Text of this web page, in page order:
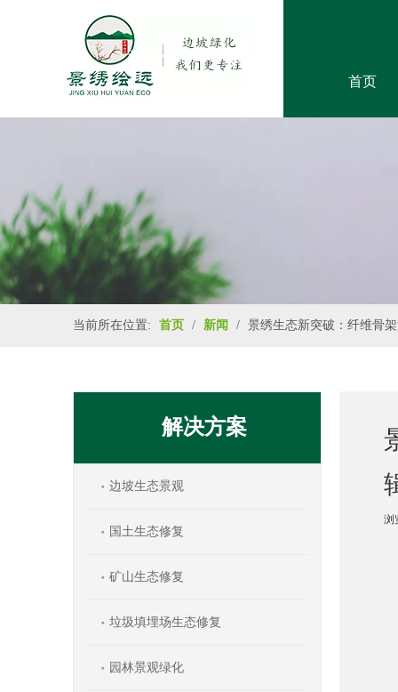
首页
当前所在位置: 首页 / 新闻 / 景绣生态新突破：纤维骨
解决方案
边坡生态景观
国土生态修复
矿山生态修复
垃圾填埋场生态修复
园林景观绿化
浏